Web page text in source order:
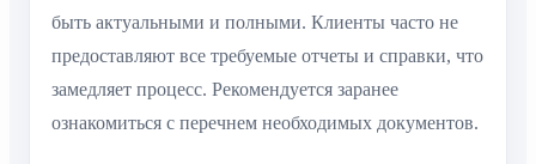
быть актуальными и полными. Клиенты часто не
предоставляют все требуемые отчеты и справки, что
замедляет процесс. Рекомендуется заранее
ознакомиться с перечнем необходимых документов.